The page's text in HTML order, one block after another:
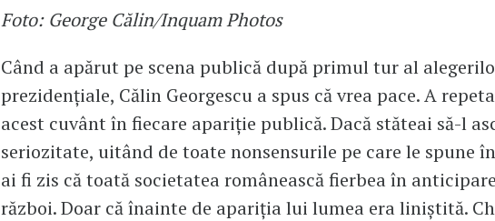
Foto: George Călin/Inquam Photos
Când a apărut pe scena publică după primul tur al
prezidențiale, Călin Georgescu a spus că vrea pace. A
acest cuvânt în fiecare apariție publică. Dacă stăteai să-l
seriozitate, uitând de toate nonsensurile pe care le spune
ai fi zis că toată societatea românească fierbea în
război. Doar că înainte de apariția lui lumea era liniștită.